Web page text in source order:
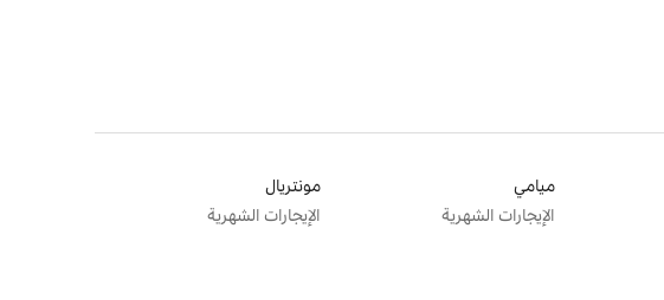
ميامي
الإيجارات الشهرية
مونتريال
الإيجارات الشهرية